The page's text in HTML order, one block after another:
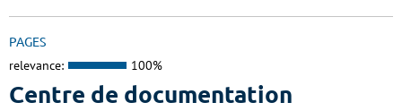
PAGES
relevance: 100%
Centre de documentation